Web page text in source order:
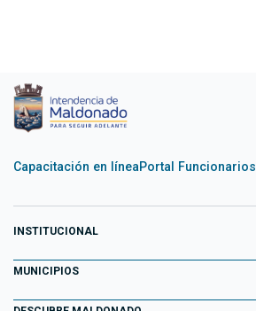
Capacitación en líneaPortal Funcionarios
INSTITUCIONAL
Equipo de Gobierno
Primeros 100 días
MUNICIPIOS
Aiguá